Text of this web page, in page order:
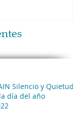
día del año